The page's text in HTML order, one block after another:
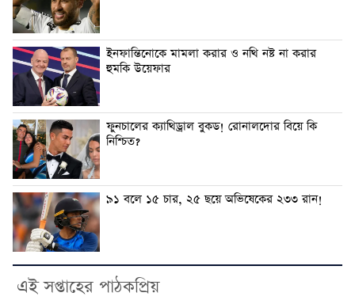
ইনফান্তিনোকে মামলা করার ও নথি নষ্ট না করার
হুমকি উয়েফার
ফুনচালের ক্যাথিড্রাল বুকড! রোনালদোর বিয়ে কি
নিশ্চিত?
৯১ বলে ১৫ চার, ২৫ ছয়ে অভিষেকের ২৩৩ রান!
এই সপ্তাহের পাঠকপ্রিয়